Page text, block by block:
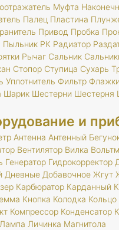
Муфта
Палец Пластина
Привод Пробка
Пыльник РК Радиатор
Рычаг Сальник
Стопор Ступица Сухарь
Уплотнитель Фильтр
Шарик Шестерни Шестерня
и
Антенна Антенный
Вентилятор Вилка
Генератор Гидрокорректор
Дневные Добавочное Жгут
Карбюратор Карданный
Кнопка Колодка Кольцо
Компрессор Конденсатор
Лампа Личинка Магнитола